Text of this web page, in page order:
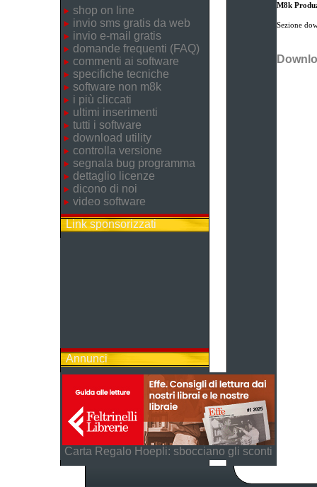
shop on line
invio sms gratis da web
invio e-mail gratis
domande frequenti (FAQ)
commenti ai software
specifiche tecniche
software non m8k
i più cliccati
ultimi inserimenti
tutti i software
download utility
controlla versione
segnala bug programma
dettaglio licenze
dicono di noi
video software
Link sponsorizzati
Annunci
Carta Regalo Hoepli: sbocciano gli sconti
M8k
Sezione